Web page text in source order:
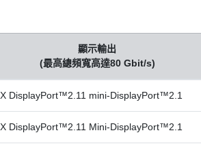
顯示輸出
(最高總頻寬高達80 Gbit/s)
DisplayPort™2.11 mini-DisplayPort™2.1
DisplayPort™2.11 Mini-DisplayPort™2.1